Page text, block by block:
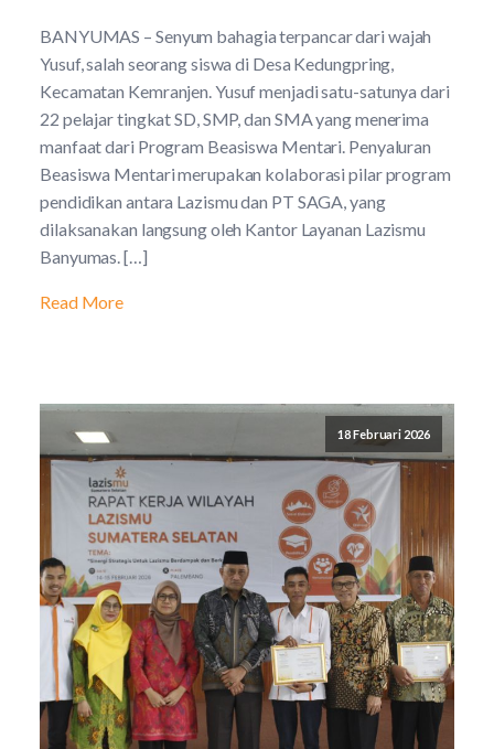
BANYUMAS – Senyum bahagia terpancar dari wajah
Yusuf, salah seorang siswa di Desa Kedungpring,
Kecamatan Kemranjen. Yusuf menjadi satu-satunya dari
22 pelajar tingkat SD, SMP, dan SMA yang menerima
manfaat dari Program Beasiswa Mentari. Penyaluran
Beasiswa Mentari merupakan kolaborasi pilar program
pendidikan antara Lazismu dan PT SAGA, yang
dilaksanakan langsung oleh Kantor Layanan Lazismu
Banyumas. […]
Read More
18 Februari 2026